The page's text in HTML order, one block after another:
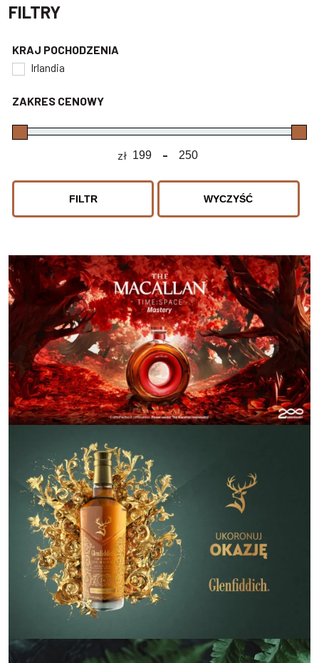
FILTRY
KRAJ POCHODZENIA
Irlandia
ZAKRES CENOWY
zł Minimum Price
-
Maximum Price
FILTR WYCZYŚĆ